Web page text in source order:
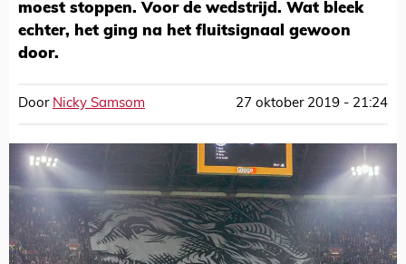
moest stoppen. Voor de wedstrijd. Wat bleek
echter, het ging na het fluitsignaal gewoon
door.
Door Nicky Samsom 27 oktober 2019 - 21:24